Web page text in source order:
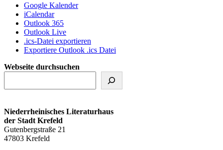
Google Kalender
iCalendar
Outlook 365
Outlook Live
.ics-Datei exportieren
Exportiere Outlook .ics Datei
Webseite durchsuchen
Niederrheinisches Literaturhaus
der Stadt Krefeld
Gutenbergstraße 21
47803 Krefeld